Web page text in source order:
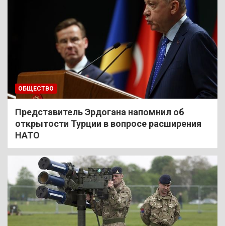
ОБЩЕСТВО
Представитель Эрдогана напомнил об
открытости Турции в вопросе расширения
НАТО